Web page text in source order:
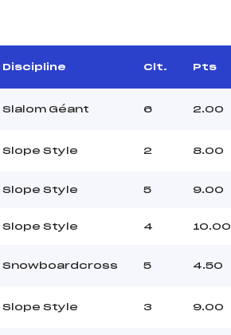
Discipline Clt. Pts
Slalom Géant 6 2.00
Slope Style 2 8.00
Slope Style 5 9.00
Slope Style 4 10.00
Snowboardcross 5 4.50
Slope Style 3 9.00